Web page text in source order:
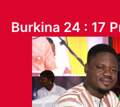
Burkina 24 : 17